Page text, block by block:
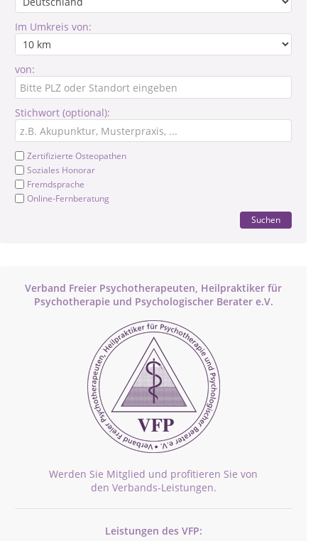
Im Umkreis von:
von:
Stichwort (optional):
Zertifizierte Osteopathen
Soziales Honorar
Fremdsprache
Online-Fernberatung
Suchen
Verband Freier Psychotherapeuten, Heilpraktiker für
Psychotherapie und Psychologischer Berater e.V.
Werden Sie Mitglied und profitieren Sie von
den Verbands-Leistungen.
Leistungen des VFP: